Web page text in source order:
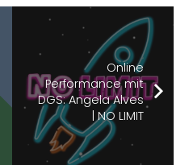
Online
Performance mit
DGS: Angela Alves
| NO LIMIT